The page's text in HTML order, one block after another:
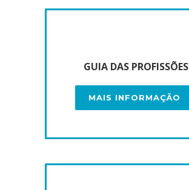
GUIA DAS PROFISSÕES
MAIS INFORMAÇÃO